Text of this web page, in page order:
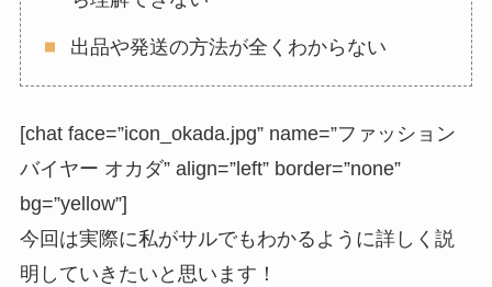
出品や発送の方法が全くわからない
[chat face=”icon_okada.jpg” name=”ファッション
バイヤー オカダ” align=”left” border=”none”
bg=”yellow”]
今回は実際に私がサルでもわかるように詳しく説
明していきたいと思います！